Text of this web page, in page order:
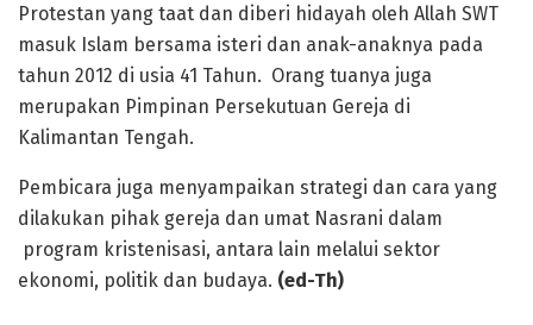
Protestan yang taat dan diberi hidayah oleh Allah SWT
masuk Islam bersama isteri dan anak-anaknya pada
tahun 2012 di usia 41 Tahun. Orang tuanya juga
merupakan Pimpinan Persekutuan Gereja di
Kalimantan Tengah.
Pembicara juga menyampaikan strategi dan cara yang
dilakukan pihak gereja dan umat Nasrani dalam
program kristenisasi, antara lain melalui sektor
ekonomi, politik dan budaya. (ed-Th)